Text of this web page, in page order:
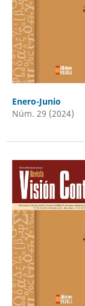
Enero-Junio
Núm. 29 (2024)